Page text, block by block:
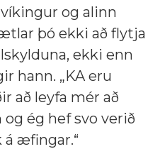
og alinn
þó ekki að flytja
ekki enn
hann. „KA eru
að leyfa mér að
ég hef svo verið
á æfingar.“